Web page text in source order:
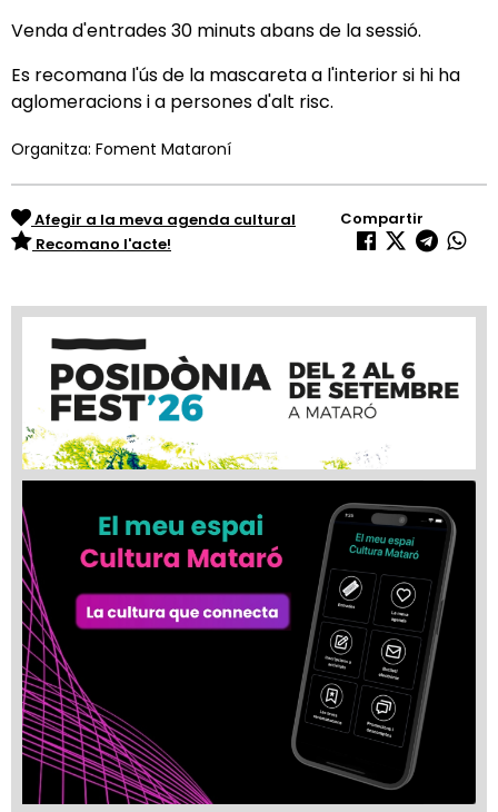
Venda d'entrades 30 minuts abans de la sessió.
Es recomana l'ús de la mascareta a l'interior si hi ha
aglomeracions i a persones d'alt risc.
Organitza: Foment Mataroní
Afegir a la meva agenda cultural
Recomano l'acte!
Compartir